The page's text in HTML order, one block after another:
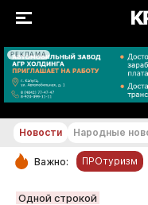
РЕКЛАМА
РУБРИКИ
Новости Народные
Важно: ПРОтуризм
Одной строкой